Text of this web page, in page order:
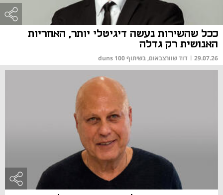
ככל שהשירות נעשה דיגיטלי יותר, האחריות
האנושית רק גדלה
29.07.26
| דוד שוורצבאום, בשיתוף duns 100